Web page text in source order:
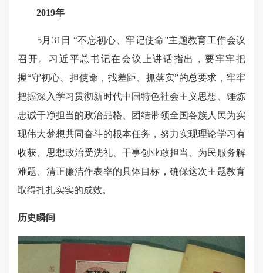
2019年
5月31日 “不忘初心、牢记使命”主题教育工作会议
召开。习近平总书记在会议上讲话指出，要牢牢把
握“守初心、担使命，找差距、抓落实”的总要求，牢牢
把握深入学习贯彻新时代中国特色社会主义思想、锤炼
忠诚干净担当的政治品格、团结带领全国各族人民为实
现伟大梦想共同奋斗的根本任务，努力实现理论学习有
收获、思想政治受洗礼、干事创业敢担当、为民服务解
难题、清正廉洁作表率的具体目标，确保这次主题教育
取得扎扎实实的成效。
历史瞬间